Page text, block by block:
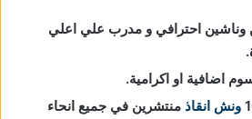
وناشين احترافي و مدرب علي اعلي
اضافية او اكرامية.
ونش انقاذ منتشرين في جميع انحاء